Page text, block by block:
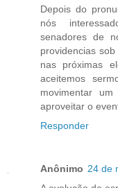
Depois do
nós
senadores de
providencias
nas próximas
aceitemos
movimentar
aproveitar o
Responder
Anônimo 24 de